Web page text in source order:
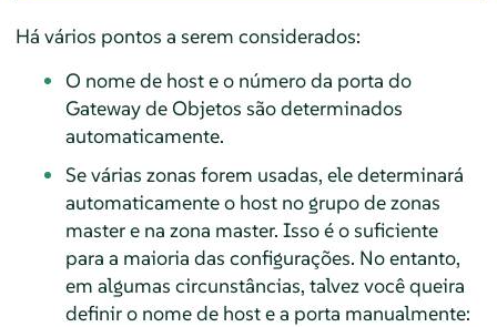
Há vários pontos a serem considerados:
O nome de host e o número da porta do
Gateway de Objetos são determinados
automaticamente.
Se várias zonas forem usadas, ele determinará
automaticamente o host no grupo de zonas
master e na zona master. Isso é o suficiente
para a maioria das configurações. No entanto,
em algumas circunstâncias, talvez você queira
definir o nome de host e a porta manualmente: